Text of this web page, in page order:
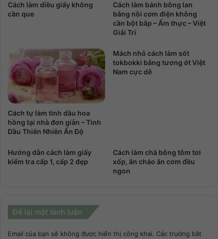
Cách làm diều giấy không
cần que
Cách làm bánh bông lan
bằng nồi cơm điện không
cần bột bắp – Ẩm thực – Việt
Giải Trí
Cách tự làm tinh dầu hoa
hồng tại nhà đơn giản – Tinh
Dầu Thiên Nhiên Ấn Độ
Mách nhỏ cách làm sốt
tokbokki bằng tương ớt Việt
Nam cực dễ
Hướng dẫn cách làm giấy
kiểm tra cấp 1, cấp 2 đẹp
Cách làm chà bông tôm tơi
xốp, ăn cháo ăn cơm đều
ngon
Để lại một bình luận
Email của bạn sẽ không được hiển thị công khai. Các trường bắt